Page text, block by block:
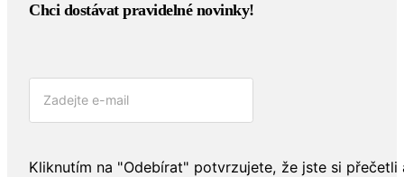
Chci dostávat pravidelné novinky!​
Kliknutím na "Odebírat" potvrzujete, že jste si přečetli